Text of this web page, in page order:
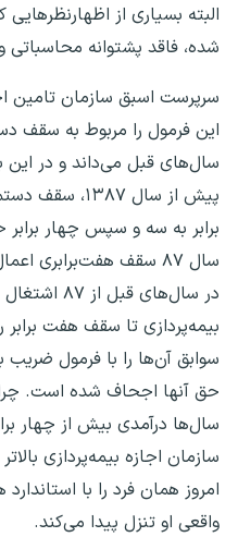
البته بسیاری از
شده، فاقد پشتوانه
سرپرست اسبق سازمان تامین
این فرمول را مربوط به سقف
سال‌های قبل می‌داند و در این
پیش از سال
برابر به سه و سپس چهار
سال ۸۷ سقف هفت‌برابری
در سال‌های
بیمه‌پردازی تا سقف هفت برابر
سوابق آن‌ها را با فرمول ضریب
حق آنها اجحاف شده است.
سال‌ها درآمدی بیش از چهار
سازمان اجازه بیمه‌پردازی
امروز همان فرد را با
واقعی او تنزل پیدا می‌کند.